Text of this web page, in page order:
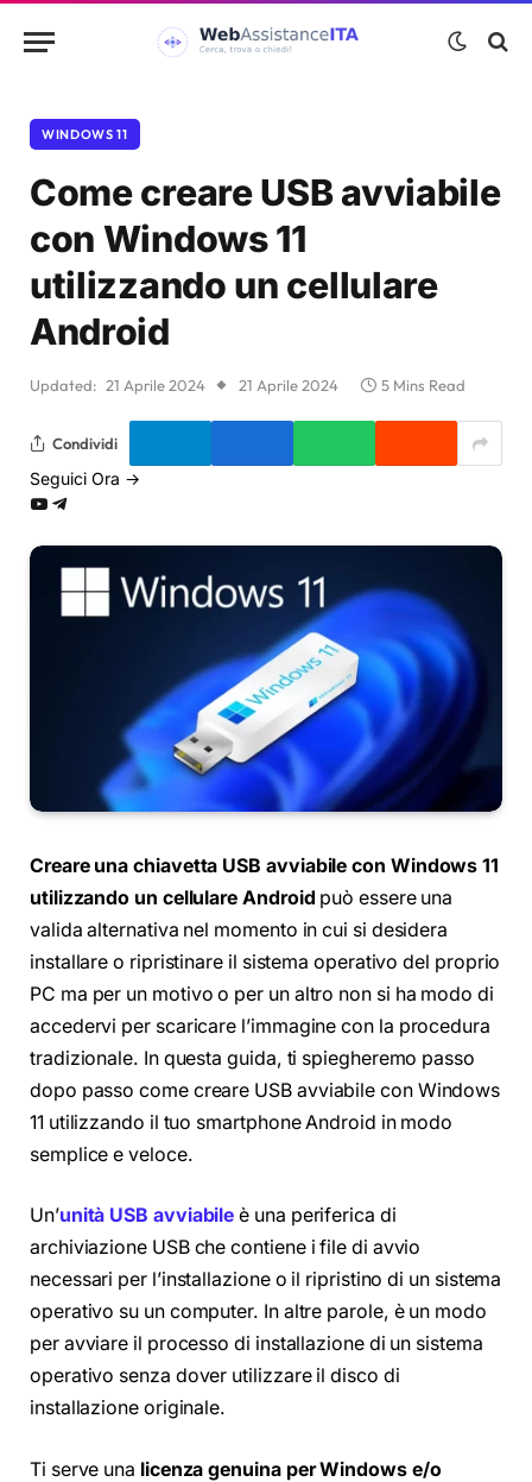
WINDOWS 11
Come creare USB avviabile
con Windows 11
utilizzando un cellulare
Android
Updated: 21 Aprile 2024 21 Aprile 2024 5 Mins Read
Condividi
Seguici Ora →
GoogleYouTube
Creare una chiavetta USB avviabile con Windows 11
utilizzando un cellulare Android può essere una
valida alternativa nel momento in cui si desidera
installare o ripristinare il sistema operativo del proprio
PC ma per un motivo o per un altro non si ha modo di
accedervi per scaricare l’immagine con la procedura
tradizionale. In questa guida, ti spiegheremo passo
dopo passo come creare USB avviabile con Windows
11 utilizzando il tuo smartphone Android in modo
semplice e veloce.
Un’unità USB avviabile è una periferica di
archiviazione USB che contiene i file di avvio
necessari per l’installazione o il ripristino di un sistema
operativo su un computer. In altre parole, è un modo
per avviare il processo di installazione di un sistema
operativo senza dover utilizzare il disco di
installazione originale.
Ti serve una licenza genuina per Windows e/o